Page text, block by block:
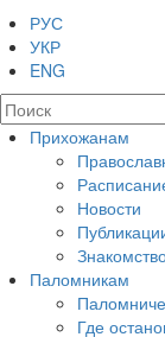
РУС
УКР
ENG
Прихожанам
Новости
Паломникам
Где